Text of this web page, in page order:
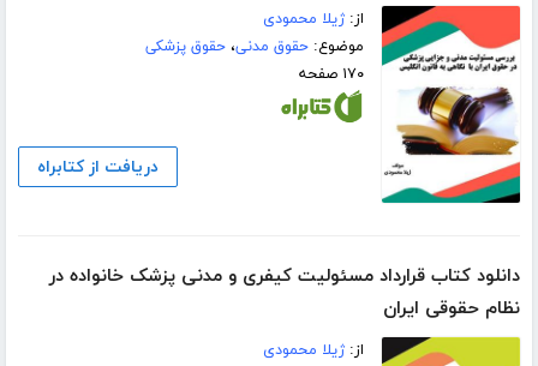
از:ژیلا محمودی
موضوع:حقوق مدنی،حقوق پزشکی
۱۷۰ صفحه
دریافت از کتابراه
دانلود کتاب قرارداد مسئولیت کیفری و مدنی پزشک خانواده در
نظام حقوقی ایران
از:ژیلا محمودی